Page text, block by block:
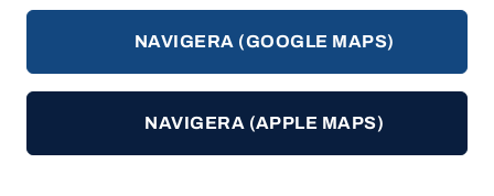
NAVIGERA (GOOGLE MAPS)
NAVIGERA (APPLE MAPS)